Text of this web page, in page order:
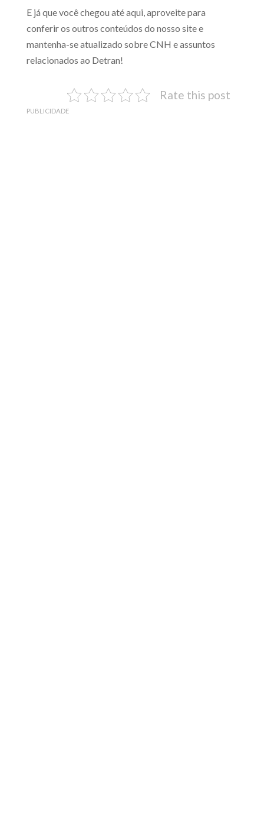
E já que você chegou até aqui, aproveite para
conferir os outros conteúdos do nosso site e
mantenha-se atualizado sobre CNH e assuntos
relacionados ao Detran!
Rate this post
PUBLICIDADE